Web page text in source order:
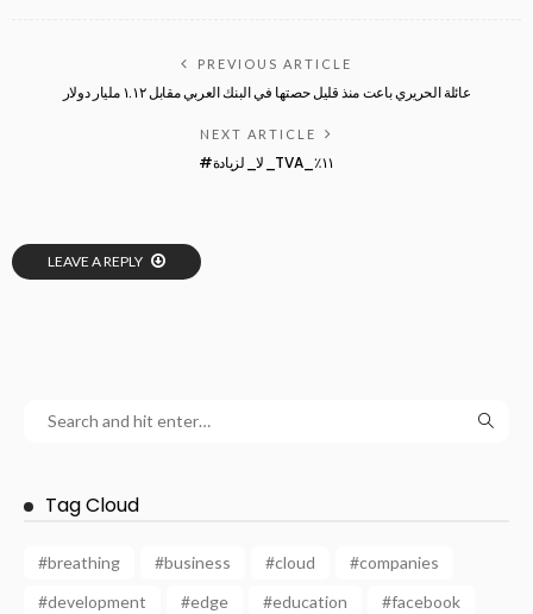
PREVIOUS ARTICLE
عائلة الحريري باعت منذ قليل حصتها في البنك العربي مقابل ١.١٢ مليار دولار
NEXT ARTICLE
#لا_لزيادة_TVA_١١٪‏
LEAVE A REPLY
Tag Cloud
#breathing #business #cloud
#companies
#development
#edge #education
#facebook